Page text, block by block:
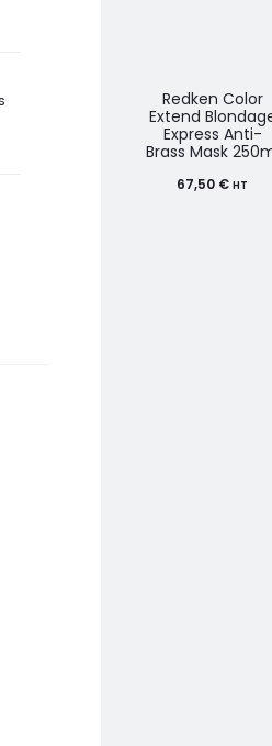
Redken Color
Extend
Express Anti-
Brass Mask
67,50 € HT